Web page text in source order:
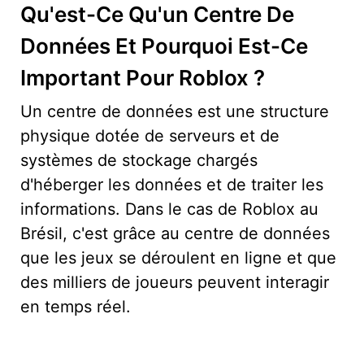
Qu'est-Ce Qu'un Centre De
Données Et Pourquoi Est-Ce
Important Pour Roblox ?
Un centre de données est une structure
physique dotée de serveurs et de
systèmes de stockage chargés
d'héberger les données et de traiter les
informations. Dans le cas de Roblox au
Brésil, c'est grâce au centre de données
que les jeux se déroulent en ligne et que
des milliers de joueurs peuvent interagir
en temps réel.